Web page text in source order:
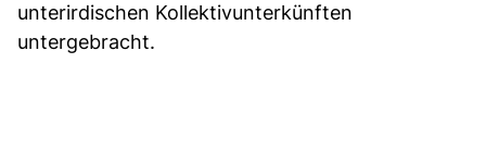
unterirdischen Kollektivunterkünften
untergebracht.